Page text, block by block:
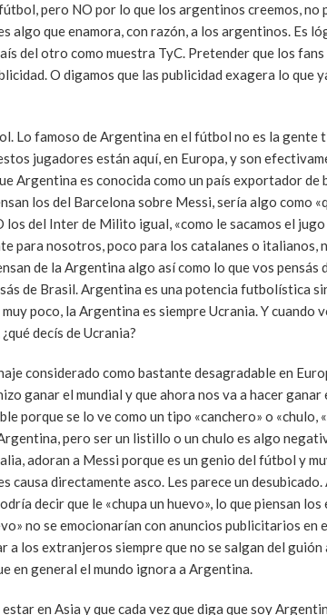
pero NO por lo que los argentinos creemos,
algo que enamora, con razón, a los argentinos. Es
del otro como muestra TyC. Pretender que los
O digamos que las publicidad exagera lo que
Lo famoso de Argentina en el fútbol no es la gente
jugadores están aquí, en Europa, y son
Argentina es conocida como un país exportador
los del Barcelona sobre Messi, sería algo como
los del Inter de Milito igual, «como le sacamos el
para nosotros, poco para los catalanes o italianos,
de la Argentina algo así como lo que vos pensás
de Brasil. Argentina es una potencia futbolística
poco, la Argentina es siempre Ucrania. Y cuando
decís de Ucrania?
considerado como bastante desagradable en
ganar el mundial y que ahora nos va a hacer ganar
porque se lo ve como un tipo «canchero» o «chulo,
pero ser un listillo o un chulo es algo
adoran a Messi porque es un genio del fútbol y
causa directamente asco. Les parece un
decir que le «chupa un huevo», lo que piensan
no se emocionarían con anuncios publicitarios en
los extranjeros siempre que no se salgan del
en general el mundo ignora a Argentina.
en Asia y que cada vez que diga que soy